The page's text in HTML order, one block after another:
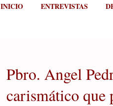
INICIO ENTREVISTAS
Pbro. Angel
carismático que